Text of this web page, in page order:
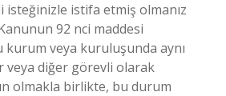
isteğinizle istifa etmiş olmanız
92 nci maddesi
kurum veya kuruluşunda aynı
veya diğer görevli olarak
olmakla birlikte, bu durum